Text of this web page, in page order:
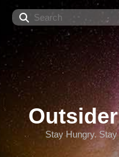
Stay Hungry.